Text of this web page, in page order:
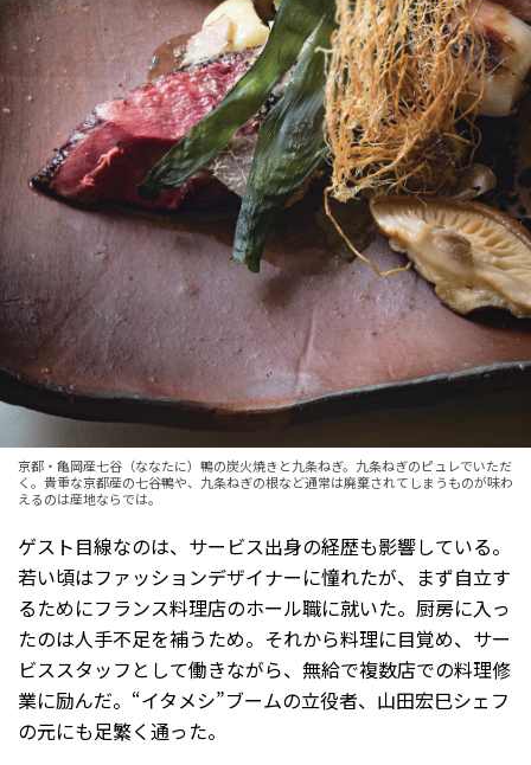
京都・亀岡産七谷（ななたに）鴨の炭火焼きと九条ねぎ。九条ねぎのピュレでいただ
く。貴重な京都産の七谷鴨や、九条ねぎの根など通常は廃棄されてしまうものが味わ
えるのは産地ならでは。
ゲスト目線なのは、サービス出身の経歴も影響している。
若い頃はファッションデザイナーに憧れたが、まず自立す
るためにフランス料理店のホール職に就いた。厨房に入っ
たのは人手不足を補うため。それから料理に目覚め、サー
ビススタッフとして働きながら、無給で複数店での料理修
業に励んだ。“イタメシ”ブームの立役者、山田宏巳シェフ
の元にも足繁く通った。